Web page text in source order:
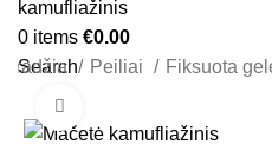
0 items €0.00
Search
Pradžia Peiliai Fiksuota